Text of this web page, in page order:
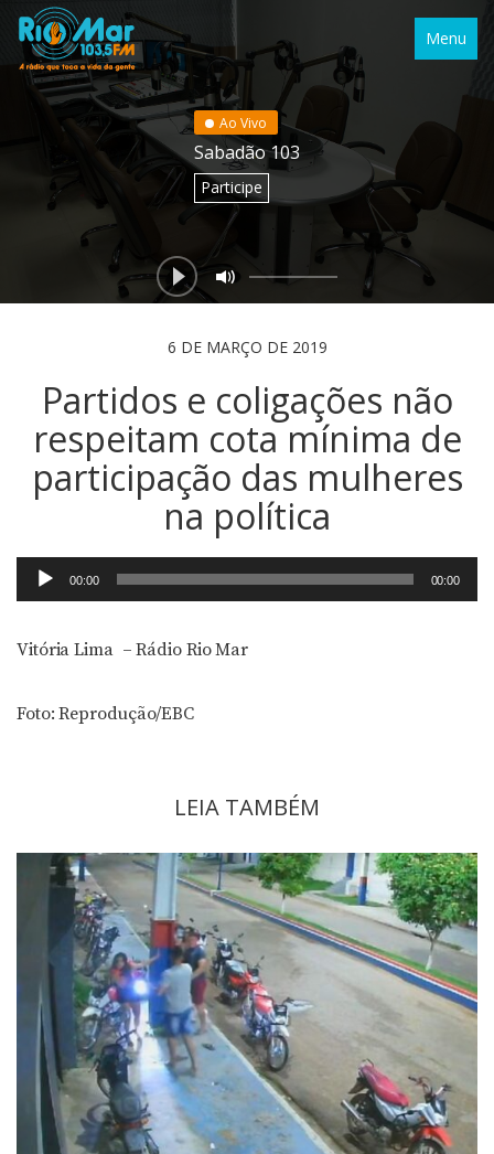
Menu
Ao Vivo
Sabadão 103
Participe
6 DE MARÇO DE 2019
Partidos e coligações não
respeitam cota mínima de
participação das mulheres
na política
Tocador
de
00:00 00:00
Vitória Lima – Rádio Rio Mar
Foto: Reprodução/EBC
LEIA TAMBÉM